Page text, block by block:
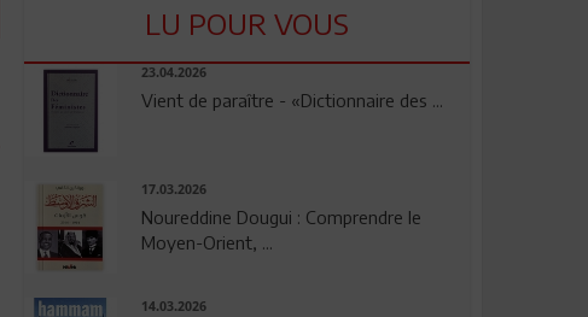
LU POUR VOUS
23.04.2026
Vient de paraître - «Dictionnaire des ...
17.03.2026
Noureddine Dougui : Comprendre le
Moyen-Orient, ...
14.03.2026